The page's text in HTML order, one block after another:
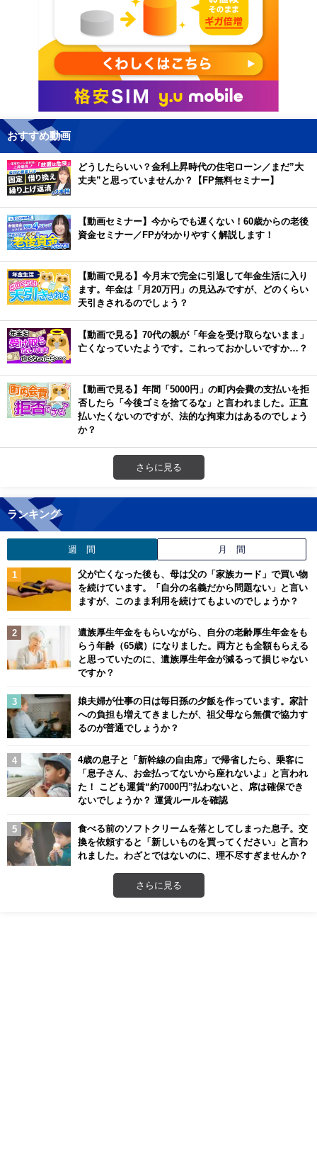
おすすめ動画
どうしたらいい？金利上昇時代の住宅ローン／まだ”大
丈夫”と思っていませんか？【FP無料セミナー】
【動画セミナー】今からでも遅くない！60歳からの老後
資金セミナー／FPがわかりやすく解説します！
【動画で見る】今月末で完全に引退して年金生活に入り
ます。年金は「月20万円」の見込みですが、どのくらい
天引きされるのでしょう？
【動画で見る】70代の親が「年金を受け取らないまま」
亡くなっていたようです。これっておかしいですか…？
【動画で見る】年間「5000円」の町内会費の支払いを拒
否したら「今後ゴミを捨てるな」と言われました。正直
払いたくないのですが、法的な拘束力はあるのでしょう
か？
さらに見る
ランキング
週 間 月 間
父が亡くなった後も、母は父の「家族カード」で買い物
を続けています。「自分の名義だから問題ない」と言い
ますが、このまま利用を続けてもよいのでしょうか？
遺族厚生年金をもらいながら、自分の老齢厚生年金をも
らう年齢（65歳）になりました。両方とも全額もらえる
と思っていたのに、遺族厚生年金が減るって損じゃない
ですか？
娘夫婦が仕事の日は毎日孫の夕飯を作っています。家計
への負担も増えてきましたが、祖父母なら無償で協力す
るのが普通でしょうか？
4歳の息子と「新幹線の自由席」で帰省したら、乗客に
「息子さん、お金払ってないから座れないよ」と言われ
た！ こども運賃“約7000円”払わないと、席は確保でき
ないでしょうか？ 運賃ルールを確認
食べる前のソフトクリームを落としてしまった息子。交
換を依頼すると「新しいものを買ってください」と言わ
れました。わざとではないのに、理不尽すぎませんか？
さらに見る